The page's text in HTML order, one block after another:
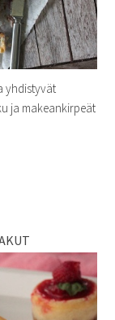
yhdistyvät
ja makeankirpeät